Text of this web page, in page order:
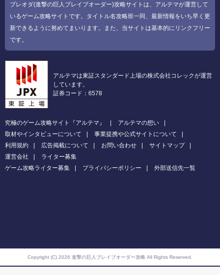
ブレオダ(進撃の巨人ブレイブオーダー)攻略サイトは、アルテマが運営して
いるゲーム攻略サイトです。タイトル名攻略班一同、最新情報をいち早く更
新できるように努めてまいります。また、当サイトは基本的にリンクフリー
です。
アルテマは東証スタンダード上場の株式会社コレックが運営
しています。
証券コード：6578
究極のゲーム攻略サイト『アルテマ』
アルテマの想い
取材やインタビューについて
事業提携や公式サイトについて
利用規約
広告掲載について お問い合わせ
サイトマップ
運営会社
ライター募集
ゲーム攻略ライター募集
プライバシーポリシー 外部送信先一覧
Copyright (C) 2026 進撃の巨人ブレイブオーダー攻略 All Rights Reserved.